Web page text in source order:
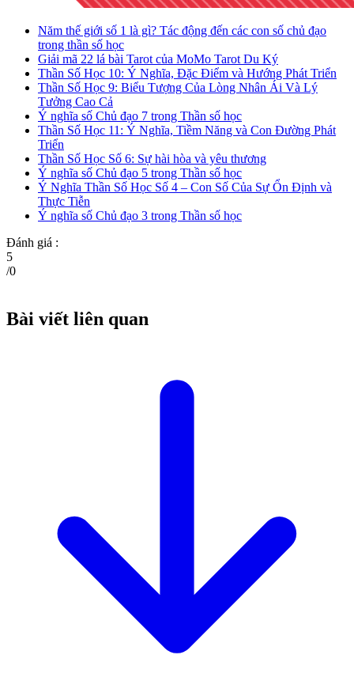
Năm thế giới số 1 là gì? Tác động đến các con số chủ đạo
trong thần số học
Giải mã 22 lá bài Tarot của MoMo Tarot Du Ký
Thần Số Học 10: Ý Nghĩa, Đặc Điểm và Hướng Phát Triển
Thần Số Học 9: Biểu Tượng Của Lòng Nhân Ái Và Lý
Tưởng Cao Cả
Ý nghĩa số Chủ đạo 7 trong Thần số học
Thần Số Học 11: Ý Nghĩa, Tiềm Năng và Con Đường Phát
Triển
Thần Số Học Số 6: Sự hài hòa và yêu thương
Ý nghĩa số Chủ đạo 5 trong Thần số học
Ý Nghĩa Thần Số Học Số 4 – Con Số Của Sự Ổn Định và
Thực Tiễn
Ý nghĩa số Chủ đạo 3 trong Thần số học
Đánh giá :
5
/0
Bài viết liên quan